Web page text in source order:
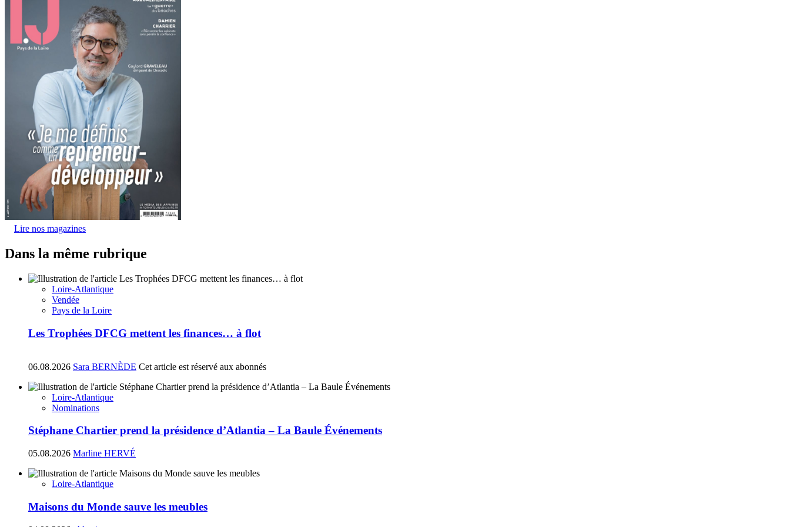
Lire nos magazines
Dans la même rubrique
Loire-Atlantique
Vendée
Pays de la Loire
Les Trophées DFCG mettent les finances… à flot
06.08.2026 Sara BERNÈDE Cet article est réservé aux abonnés
Loire-Atlantique
Nominations
Stéphane Chartier prend la présidence d’Atlantia – La Baule Événements
05.08.2026 Marline HERVÉ
Loire-Atlantique
Maisons du Monde sauve les meubles